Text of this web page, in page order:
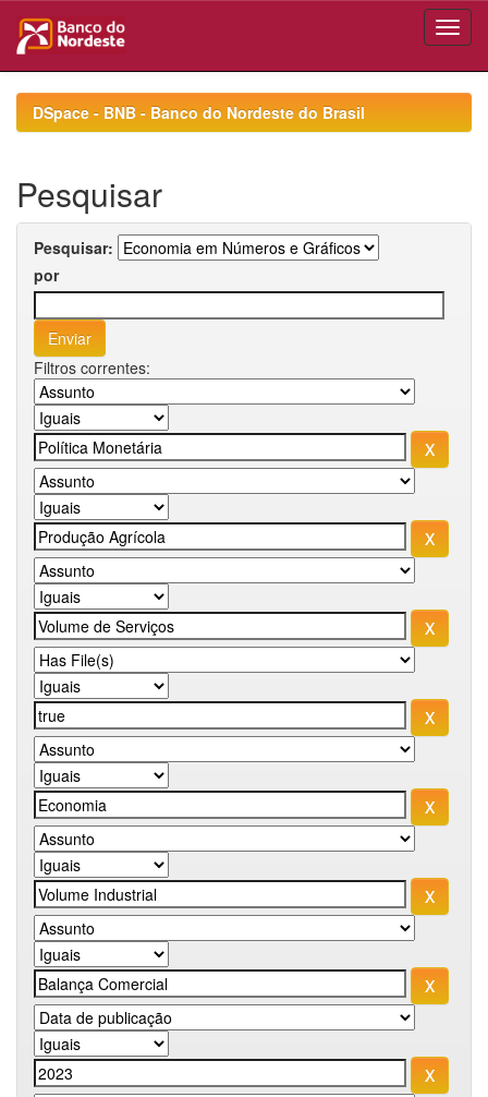
navigationDSpace - BNB - Banco do Nordeste do Brasil
Pesquisar
Pesquisar:
por
Filtros correntes: